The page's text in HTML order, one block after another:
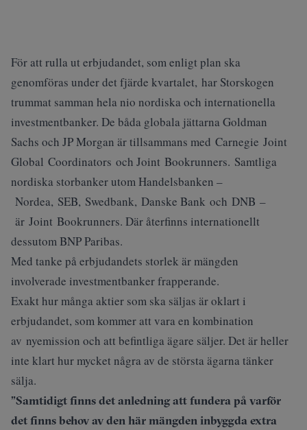
För att rulla ut erbjudandet, som enligt plan ska
genomföras under det fjärde kvartalet, har Storskogen
trummat samman hela nio nordiska och internationella
investmentbanker. De båda globala jättarna Goldman
Sachs och JP Morgan är tillsammans med Carnegie Joint
Global Coordinators och Joint Bookrunners. Samtliga
nordiska storbanker utom Handelsbanken –
Nordea, SEB, Swedbank, Danske Bank och DNB –
är Joint Bookrunners. Där återfinns internationellt
dessutom BNP Paribas.
Med tanke på erbjudandets storlek är mängden
involverade investmentbanker frapperande.
Exakt hur många aktier som ska säljas är oklart i
erbjudandet, som kommer att vara en kombination
av nyemission och att befintliga ägare säljer. Det är heller
inte klart hur mycket några av de största ägarna tänker
sälja.
”Samtidigt finns det anledning att fundera på varför
det finns behov av den här mängden inbyggda extra